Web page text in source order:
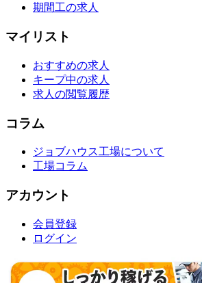
期間工の求人
マイリスト
おすすめの求人
キープ中の求人
求人の閲覧履歴
コラム
ジョブハウス工場について
工場コラム
アカウント
会員登録
ログイン